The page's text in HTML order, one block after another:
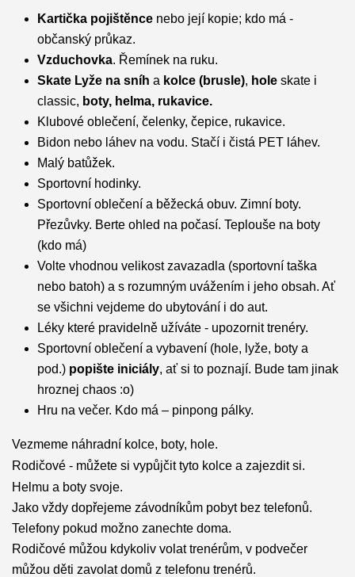
Kartička pojištěnce nebo její kopie; kdo má -
občanský průkaz.
Vzduchovka. Řemínek na ruku.
Skate Lyže na sníh a kolce (brusle), holeskate i
classic, boty, helma, rukavice.
Klubové oblečení, čelenky, čepice, rukavice.
Bidon nebo láhev na vodu. Stačí i čistá PET láhev.
Malý batůžek.
Sportovní hodinky.
Sportovní oblečení a běžecká obuv. Zimní boty.
Přezůvky. Berte ohled na počasí. Teplouše na boty
(kdo má)
Volte vhodnou velikost zavazadla (sportovní taška
nebo batoh) a s rozumným uvážením i jeho obsah. Ať
se všichni vejdeme do ubytování i do aut.
Léky které pravidelně užíváte - upozornit trenéry.
Sportovní oblečení a vybavení (hole, lyže, boty a
pod.) popište iniciály, ať si to poznají. Bude tam jinak
hroznej chaos :o)
Hru na večer. Kdo má – pinpong pálky.
Vezmeme náhradní kolce, boty, hole.
Rodičové - můžete si vypůjčit tyto kolce a zajezdit si.
Helmu a boty svoje.
Jako vždy dopřejeme závodníkům pobyt bez telefonů.
Telefony pokud možno zanechte doma.
Rodičové můžou kdykoliv volat trenérům, v podvečer
můžou děti zavolat domů z telefonu trenérů.